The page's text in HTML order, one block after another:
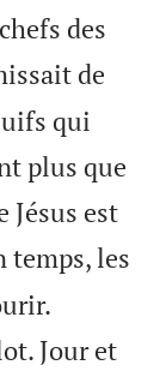
des
de
qui
plus que
Jésus est
temps, les
Jour et